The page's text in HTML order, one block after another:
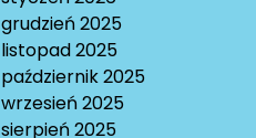
grudzień 2025
listopad 2025
październik 2025
wrzesień 2025
sierpień 2025